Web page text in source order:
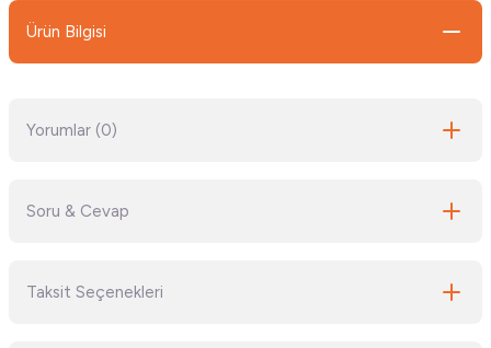
Ürün Bilgisi
Yorumlar (0)
Soru & Cevap
Taksit Seçenekleri